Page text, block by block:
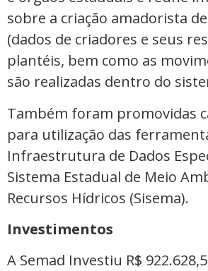
sobre a criação amadorista
(dados de criadores e seus
plantéis, bem como as
são realizadas dentro do
Também foram promovidas
para utilização das
Infraestrutura de Dados
Sistema Estadual de Meio
Recursos Hídricos (Sisema).
Investimentos
A Semad Investiu R$